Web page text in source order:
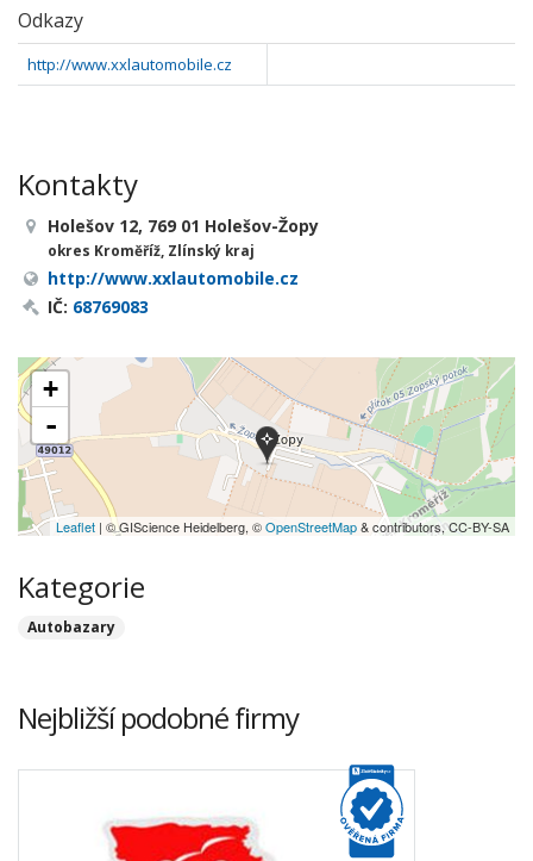
Odkazy
http://www.xxlautomobile.cz
Kontakty
Holešov 12, 769 01 Holešov-Žopy
okres Kroměříž, Zlínský kraj
http://www.xxlautomobile.cz
IČ: 68769083
+
-
Leaflet | © GIScience Heidelberg, ©OpenStreetMap& contributors, CC-BY-SA
Kategorie
Autobazary
Nejbližší podobné firmy